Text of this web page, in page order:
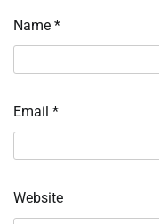
Name *
Email *
Website